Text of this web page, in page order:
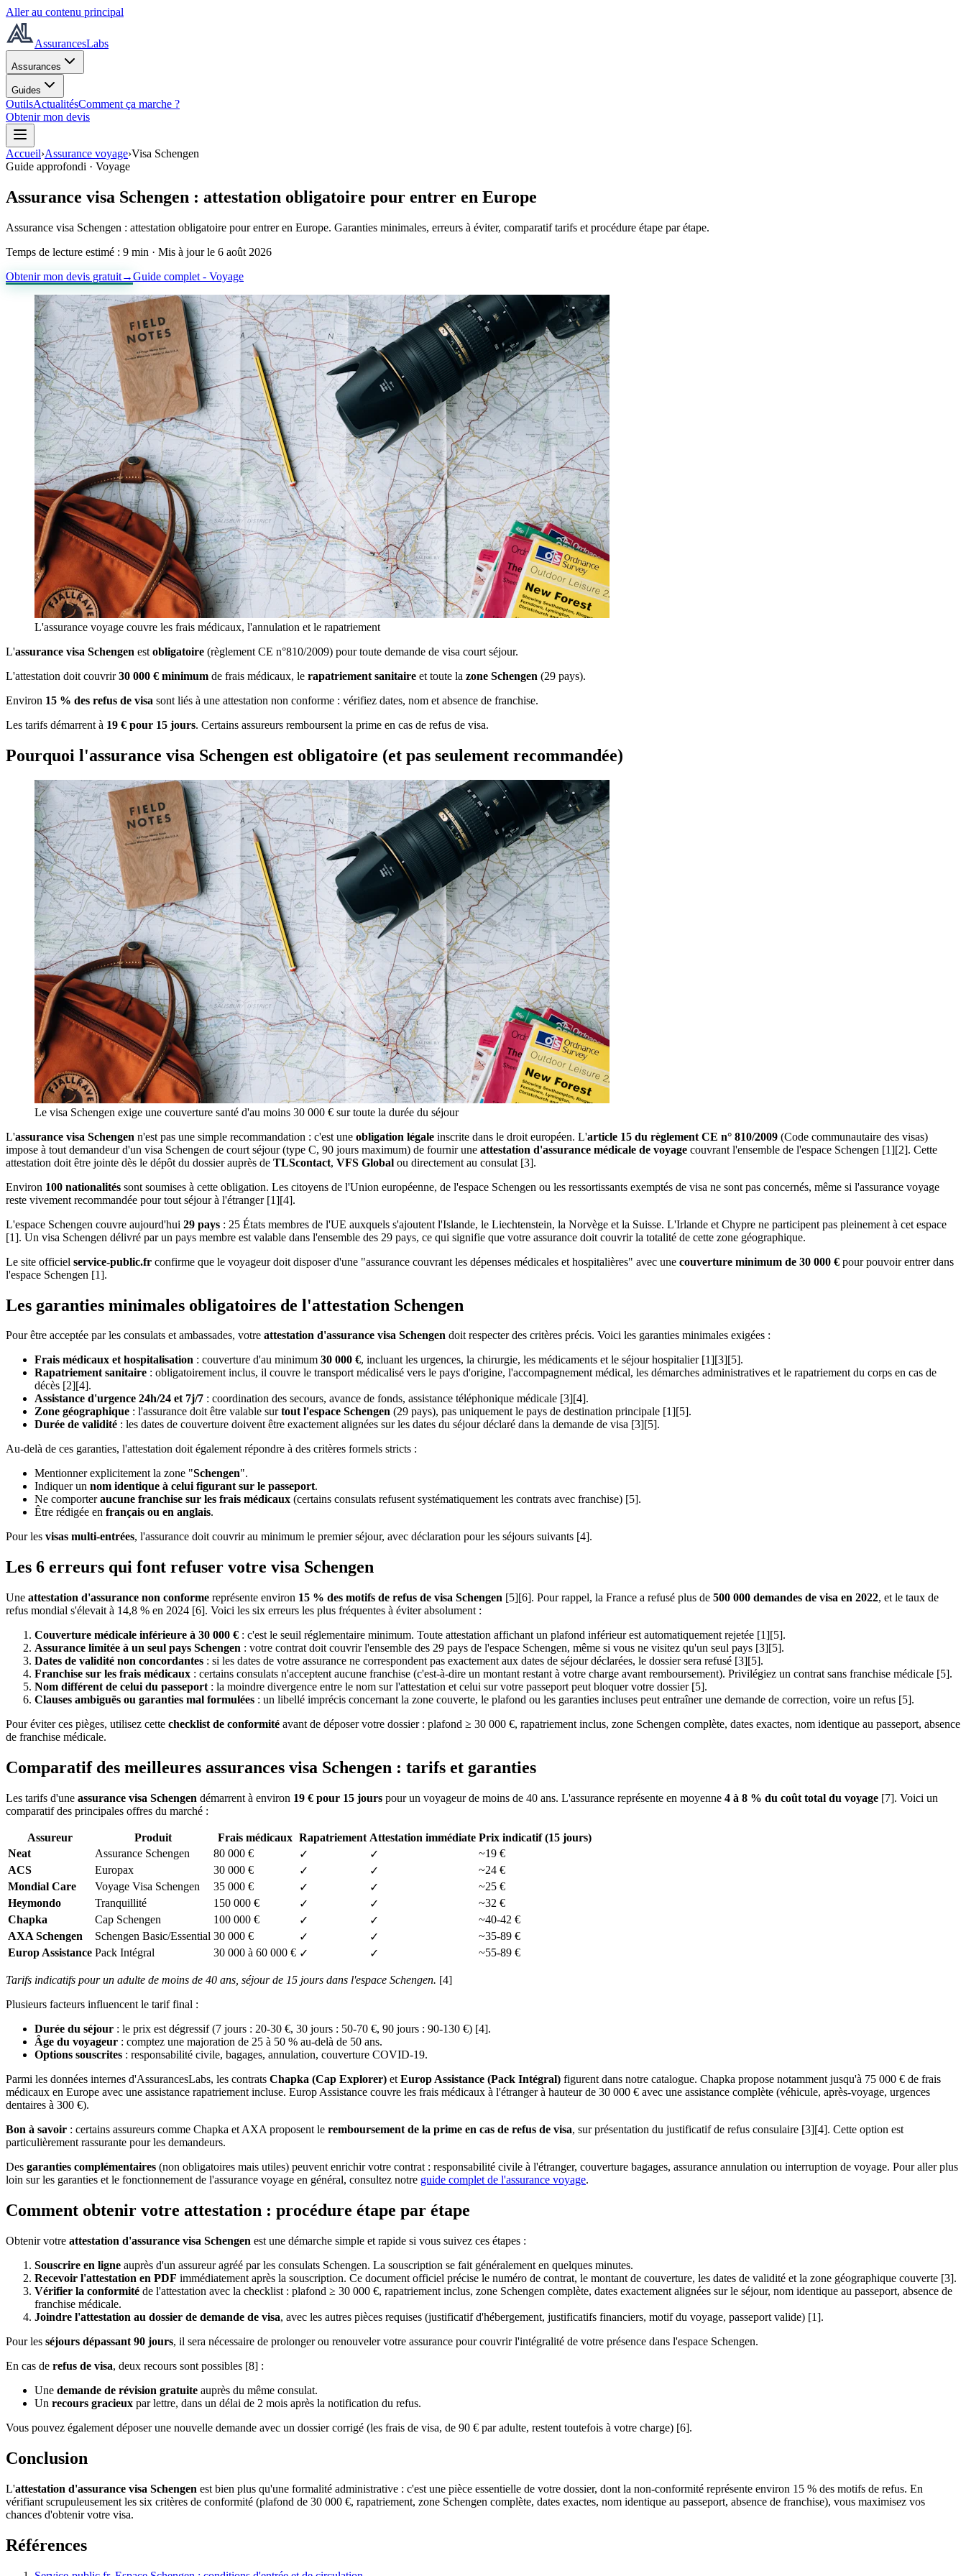
Aller au contenu principal
AssurancesLabs
Assurances
Guides
OutilsActualitésComment ça marche ?
Obtenir mon devis
Accueil›Assurance voyage›Visa Schengen
Guide approfondi · Voyage
Assurance visa Schengen : attestation obligatoire pour entrer en Europe
Assurance visa Schengen : attestation obligatoire pour entrer en Europe. Garanties minimales, erreurs à éviter, comparatif tarifs et procédure étape par étape.
Temps de lecture estimé : 9 min · Mis à jour le 6 août 2026
Obtenir mon devis gratuit→Guide complet - Voyage
L'assurance voyage couvre les frais médicaux, l'annulation et le rapatriement
L'assurance visa Schengen est obligatoire (règlement CE n°810/2009) pour toute demande de visa court séjour.
L'attestation doit couvrir30 000 € minimum de frais médicaux, le rapatriement sanitaire et toute la zone Schengen (29 pays).
Environ 15 % des refus de visa sont liés à une attestation non conforme : vérifiez dates, nom et absence de franchise.
Les tarifs démarrent à 19 € pour 15 jours. Certains assureurs remboursent la prime en cas de refus de visa.
Pourquoi l'assurance visa Schengen est obligatoire (et pas seulement recommandée)
Le visa Schengen exige une couverture santé d'au moins 30 000 € sur toute la durée du séjour
L'assurance visa Schengen n'est pas une simple recommandation : c'est une obligation légale inscrite dans le droit européen. L'article 15 du règlement CE n° 810/2009 (Code communautaire des visas)
impose à tout demandeur d'un visa Schengen de court séjour (type C, 90 jours maximum) de fournir une attestation d'assurance médicale de voyage couvrant l'ensemble de l'espace Schengen [1][2]. Cette
attestation doit être jointe dès le dépôt du dossier auprès de TLScontact, VFS Global ou directement au consulat [3].
Environ 100 nationalités sont soumises à cette obligation. Les citoyens de l'Union européenne, de l'espace Schengen ou les ressortissants exemptés de visa ne sont pas concernés, même si l'assurance voyage
reste vivement recommandée pour tout séjour à l'étranger [1][4].
L'espace Schengen couvre aujourd'hui 29 pays : 25 États membres de l'UE auxquels s'ajoutent l'Islande, le Liechtenstein, la Norvège et la Suisse. L'Irlande et Chypre ne participent pas pleinement à cet espace
[1]. Un visa Schengen délivré par un pays membre est valable dans l'ensemble des 29 pays, ce qui signifie que votre assurance doit couvrir la totalité de cette zone géographique.
Le site officiel service-public.fr confirme que le voyageur doit disposer d'une "assurance couvrant les dépenses médicales et hospitalières" avec une couverture minimum de 30 000 € pour pouvoir entrer dans
l'espace Schengen [1].
Les garanties minimales obligatoires de l'attestation Schengen
Pour être acceptée par les consulats et ambassades, votre attestation d'assurance visa Schengen doit respecter des critères précis. Voici les garanties minimales exigées :
Frais médicaux et hospitalisation : couverture d'au minimum 30 000 €, incluant les urgences, la chirurgie, les médicaments et le séjour hospitalier [1][3][5].
Rapatriement sanitaire : obligatoirement inclus, il couvre le transport médicalisé vers le pays d'origine, l'accompagnement médical, les démarches administratives et le rapatriement du corps en cas de
décès [2][4].
Assistance d'urgence 24h/24 et 7j/7 : coordination des secours, avance de fonds, assistance téléphonique médicale [3][4].
Zone géographique : l'assurance doit être valable surtout l'espace Schengen (29 pays), pas uniquement le pays de destination principale [1][5].
Durée de validité : les dates de couverture doivent être exactement alignées sur les dates du séjour déclaré dans la demande de visa [3][5].
Au-delà de ces garanties, l'attestation doit également répondre à des critères formels stricts :
Mentionner explicitement la zone "Schengen".
Indiquer un nom identique à celui figurant sur le passeport.
Ne comporteraucune franchise sur les frais médicaux (certains consulats refusent systématiquement les contrats avec franchise) [5].
Être rédigée en français ou en anglais.
Pour les visas multi-entrées, l'assurance doit couvrir au minimum le premier séjour, avec déclaration pour les séjours suivants [4].
Les 6 erreurs qui font refuser votre visa Schengen
Une attestation d'assurance non conforme représente environ 15 % des motifs de refus de visa Schengen [5][6]. Pour rappel, la France a refusé plus de 500 000 demandes de visa en 2022, et le taux de
refus mondial s'élevait à 14,8 % en 2024 [6]. Voici les six erreurs les plus fréquentes à éviter absolument :
Couverture médicale inférieure à 30 000 € : c'est le seuil réglementaire minimum. Toute attestation affichant un plafond inférieur est automatiquement rejetée [1][5].
Assurance limitée à un seul pays Schengen : votre contrat doit couvrir l'ensemble des 29 pays de l'espace Schengen, même si vous ne visitez qu'un seul pays [3][5].
Dates de validité non concordantes : si les dates de votre assurance ne correspondent pas exactement aux dates de séjour déclarées, le dossier sera refusé [3][5].
Franchise sur les frais médicaux : certains consulats n'acceptent aucune franchise (c'est-à-dire un montant restant à votre charge avant remboursement). Privilégiez un contrat sans franchise médicale [5].
Nom différent de celui du passeport : la moindre divergence entre le nom sur l'attestation et celui sur votre passeport peut bloquer votre dossier [5].
Clauses ambiguës ou garanties mal formulées : un libellé imprécis concernant la zone couverte, le plafond ou les garanties incluses peut entraîner une demande de correction, voire un refus [5].
Pour éviter ces pièges, utilisez cette checklist de conformité avant de déposer votre dossier : plafond ≥ 30 000 €, rapatriement inclus, zone Schengen complète, dates exactes, nom identique au passeport, absence
de franchise médicale.
Comparatif des meilleures assurances visa Schengen : tarifs et garanties
Les tarifs d'une assurance visa Schengen démarrent à environ 19 € pour 15 jours pour un voyageur de moins de 40 ans. L'assurance représente en moyenne 4 à 8 % du coût total du voyage [7]. Voici un
comparatif des principales offres du marché :
Assureur Produit Frais médicaux Rapatriement Attestation immédiate Prix indicatif (15 jours)
Neat
Assurance Schengen 80 000 € ✓ ✓
~19 €
ACS
Europax 30 000 € ✓ ✓
~24 €
Mondial Care
Voyage Visa Schengen 35 000 € ✓ ✓
~25 €
Heymondo
Tranquillité 150 000 € ✓ ✓
~32 €
Chapka
Cap Schengen 100 000 € ✓ ✓
~40-42 €
AXA Schengen
Schengen Basic/Essential 30 000 € ✓ ✓
~35-89 €
Europ Assistance Pack Intégral 30 000 à 60 000 € ✓ ✓ ~55-89 €
Tarifs indicatifs pour un adulte de moins de 40 ans, séjour de 15 jours dans l'espace Schengen. [4]
Plusieurs facteurs influencent le tarif final :
Durée du séjour : le prix est dégressif (7 jours : 20-30 €, 30 jours : 50-70 €, 90 jours : 90-130 €) [4].
Âge du voyageur : comptez une majoration de 25 à 50 % au-delà de 50 ans.
Options souscrites : responsabilité civile, bagages, annulation, couverture COVID-19.
Parmi les données internes d'AssurancesLabs, les contrats Chapka (Cap Explorer) et Europ Assistance (Pack Intégral) figurent dans notre catalogue. Chapka propose notamment jusqu'à 75 000 € de frais
médicaux en Europe avec une assistance rapatriement incluse. Europ Assistance couvre les frais médicaux à l'étranger à hauteur de 30 000 € avec une assistance complète (véhicule, après-voyage, urgences
dentaires à 300 €).
Bon à savoir : certains assureurs comme Chapka et AXA proposent le remboursement de la prime en cas de refus de visa, sur présentation du justificatif de refus consulaire [3][4]. Cette option est
particulièrement rassurante pour les demandeurs.
Des garanties complémentaires (non obligatoires mais utiles) peuvent enrichir votre contrat : responsabilité civile à l'étranger, couverture bagages, assurance annulation ou interruption de voyage. Pour aller plus
loin sur les garanties et le fonctionnement de l'assurance voyage en général, consultez notre guide complet de l'assurance voyage.
Comment obtenir votre attestation : procédure étape par étape
Obtenir votre attestation d'assurance visa Schengen est une démarche simple et rapide si vous suivez ces étapes :
Souscrire en ligne auprès d'un assureur agréé par les consulats Schengen. La souscription se fait généralement en quelques minutes.
Recevoir l'attestation en PDF immédiatement après la souscription. Ce document officiel précise le numéro de contrat, le montant de couverture, les dates de validité et la zone géographique couverte [3].
Vérifier la conformité de l'attestation avec la checklist : plafond ≥ 30 000 €, rapatriement inclus, zone Schengen complète, dates exactement alignées sur le séjour, nom identique au passeport, absence de
franchise médicale.
Joindre l'attestation au dossier de demande de visa, avec les autres pièces requises (justificatif d'hébergement, justificatifs financiers, motif du voyage, passeport valide) [1].
Pour les séjours dépassant 90 jours, il sera nécessaire de prolonger ou renouveler votre assurance pour couvrir l'intégralité de votre présence dans l'espace Schengen.
En cas de refus de visa, deux recours sont possibles [8] :
Une demande de révision gratuite auprès du même consulat.
Un recours gracieux par lettre, dans un délai de 2 mois après la notification du refus.
Vous pouvez également déposer une nouvelle demande avec un dossier corrigé (les frais de visa, de 90 € par adulte, restent toutefois à votre charge) [6].
Conclusion
L'attestation d'assurance visa Schengen est bien plus qu'une formalité administrative : c'est une pièce essentielle de votre dossier, dont la non-conformité représente environ 15 % des motifs de refus. En
vérifiant scrupuleusement les six critères de conformité (plafond de 30 000 €, rapatriement, zone Schengen complète, dates exactes, nom identique au passeport, absence de franchise), vous maximisez vos
chances d'obtenir votre visa.
Références